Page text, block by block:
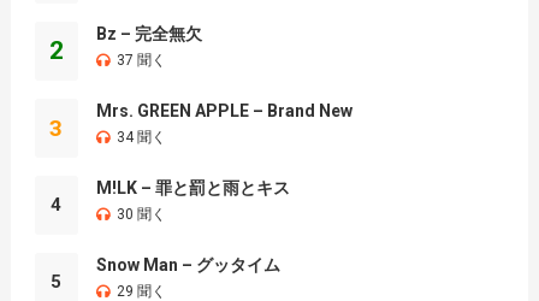
2
Bz – 完全無欠
37 聞く
3
Mrs. GREEN APPLE – Brand New
34 聞く
4
M!LK – 罪と罰と雨とキス
30 聞く
5
Snow Man – グッタイム
29 聞く